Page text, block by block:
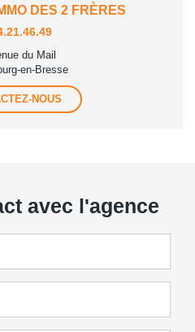
DES 2 FRÈRES
du Mail
en-Bresse
NOUS
avec l'agence